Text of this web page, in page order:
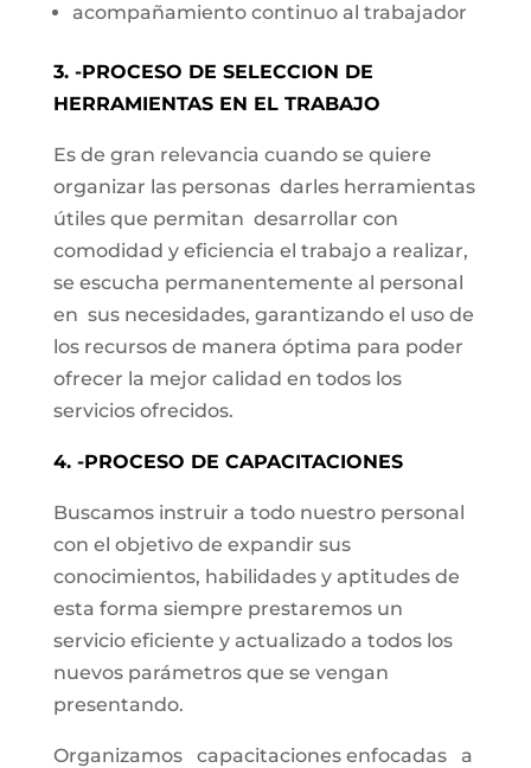
acompañamiento continuo al trabajador
3. -PROCESO DE SELECCION DE
HERRAMIENTAS EN EL TRABAJO
Es de gran relevancia cuando se quiere
organizar las personas darles herramientas
útiles que permitan desarrollar con
comodidad y eficiencia el trabajo a realizar,
se escucha permanentemente al personal
en sus necesidades, garantizando el uso de
los recursos de manera óptima para poder
ofrecer la mejor calidad en todos los
servicios ofrecidos.
4. -PROCESO DE CAPACITACIONES
Buscamos instruir a todo nuestro personal
con el objetivo de expandir sus
conocimientos, habilidades y aptitudes de
esta forma siempre prestaremos un
servicio eficiente y actualizado a todos los
nuevos parámetros que se vengan
presentando.
Organizamos capacitaciones enfocadas a